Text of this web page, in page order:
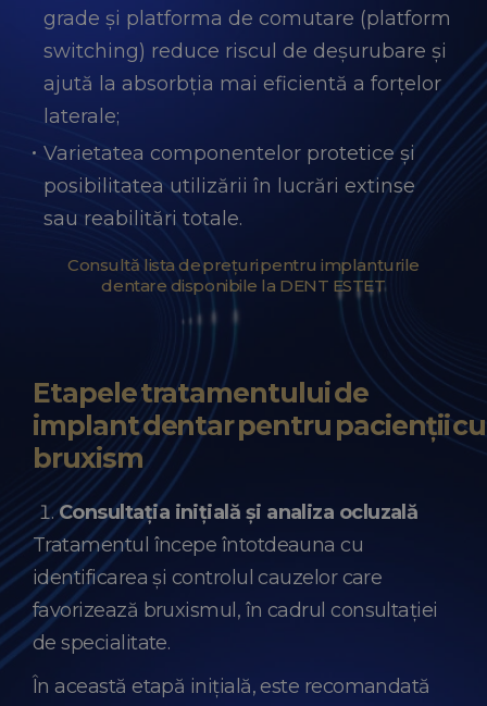
grade și platforma de comutare (platform
switching) reduce riscul de deșurubare și
ajută la absorbția mai eficientă a forțelor
laterale;
Varietatea componentelor protetice și
posibilitatea utilizării în lucrări extinse
sau reabilitări totale.
Consultă lista de prețuri pentru implanturile
dentare disponibile la DENT ESTET
Etapele tratamentului de
implant dentar pentru pacienții cu
bruxism
Consultația inițială și analiza ocluzală
Tratamentul începe întotdeauna cu
identificarea și controlul cauzelor care
favorizează bruxismul, în cadrul consultației
de specialitate.
În această etapă inițială, este recomandată